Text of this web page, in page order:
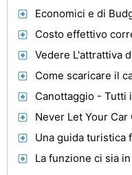
Costo effettivo
Never Let Your Car
La funzione ci sia